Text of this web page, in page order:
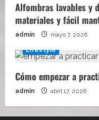
Alfombras lavables y
materiales y fácil
admin mayo 7, 2026
Lifestyle
Cómo empezar a
admin abril 17, 2026